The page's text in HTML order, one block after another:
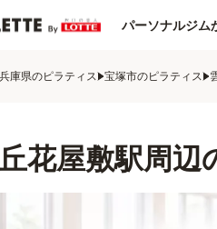
パーソナルジム
兵庫県のピラティス 宝塚市のピラティス
花屋敷駅周